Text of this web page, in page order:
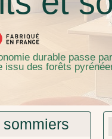
durable passe
issu des forêts
sommiers